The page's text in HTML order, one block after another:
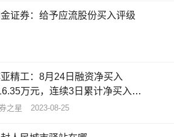
金证券：给予应流股份买入评级
精工：8月24日融资净买入
万元，连续3日累计净买入
万元
之星 2023-08-25